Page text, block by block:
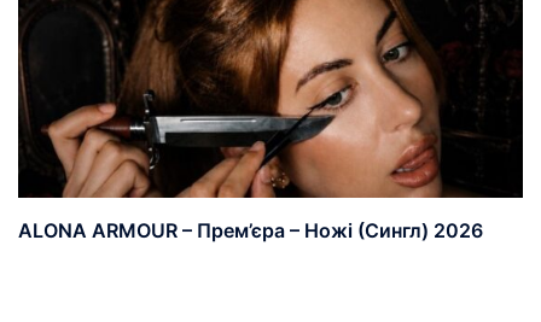
ALONA ARMOUR – Прем’єра – Ножі (Сингл) 2026